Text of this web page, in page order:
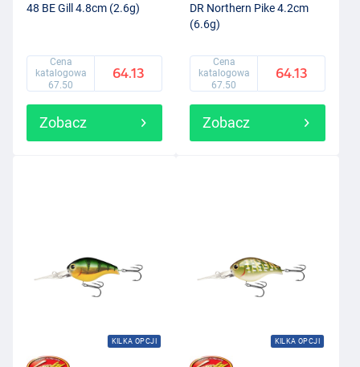
48 BE Gill 4.8cm (2.6g)
Cena
katalogowa
67.50
64.13
Zobacz
DR Northern Pike 4.2cm
(6.6g)
Cena
katalogowa
67.50
64.13
Zobacz
KILKA OPCJI KILKA OPCJI